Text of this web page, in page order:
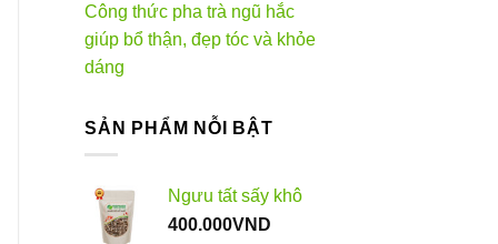
Công thức pha trà ngũ hắc
giúp bổ thận, đẹp tóc và khỏe
dáng
SẢN PHẨM NỖI BẬT
Ngưu tất sấy khô
400.000VND